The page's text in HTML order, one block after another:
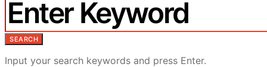
SEARCH
Input your search keywords and press Enter.